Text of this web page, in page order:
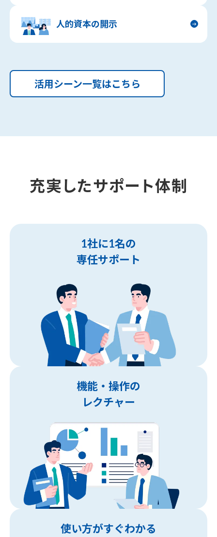
人的資本の開示
活用シーン一覧はこちら
充実したサポート体制
1社に1名の
専任サポート
機能・操作の
レクチャー
使い方がすぐわかる